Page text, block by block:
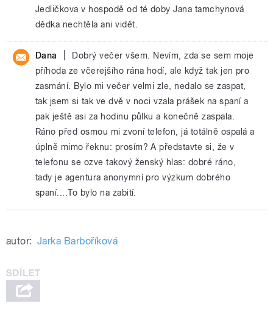
Jedličkova v hospodě od té doby Jana tamchynová
dědka nechtěla ani vidět.
Dana
Dobrý večer všem. Nevím, zda se sem moje
příhoda ze včerejšího rána hodí, ale když tak jen pro
zasmání. Bylo mi večer velmi zle, nedalo se zaspat,
tak jsem si tak ve dvě v noci vzala prášek na spaní a
pak ještě asi za hodinu půlku a konečně zaspala.
Ráno před osmou mi zvoní telefon, já totálně ospalá a
úplně mimo řeknu: prosím? A představte si, že v
telefonu se ozve takový ženský hlas: dobré ráno,
tady je agentura anonymní pro výzkum dobrého
spaní....To bylo na zabití.
autor: Jarka Barboříková